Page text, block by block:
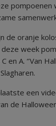
pompoenen
de oranje
week
en A. ‘’Van
een
de